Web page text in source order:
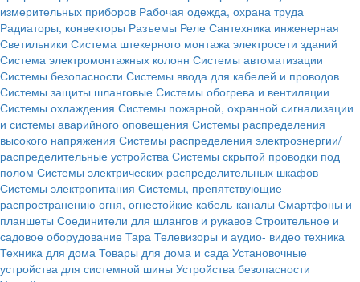
измерительных приборов Рабочая одежда, охрана труда
Радиаторы, конвекторы Разъемы Реле Сантехника инженерная
Светильники Система штекерного монтажа электросети зданий
Система электромонтажных колонн Системы автоматизации
Системы безопасности Системы ввода для кабелей и проводов
Системы защиты шланговые Системы обогрева и вентиляции
Системы охлаждения Системы пожарной, охранной сигнализации
и системы аварийного оповещения Системы распределения
высокого напряжения Системы распределения электроэнергии/
распределительные устройства Системы скрытой проводки под
полом Системы электрических распределительных шкафов
Системы электропитания Системы, препятствующие
распространению огня, огнестойкие кабель-каналы Смартфоны и
планшеты Соединители для шлангов и рукавов Строительное и
садовое оборудование Тара Телевизоры и аудио- видео техника
Техника для дома Товары для дома и сада Установочные
устройства для системной шины Устройства безопасности